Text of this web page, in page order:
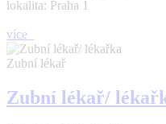
lokalita: Praha 1
více
Zubní lékař
Zubní lékař/